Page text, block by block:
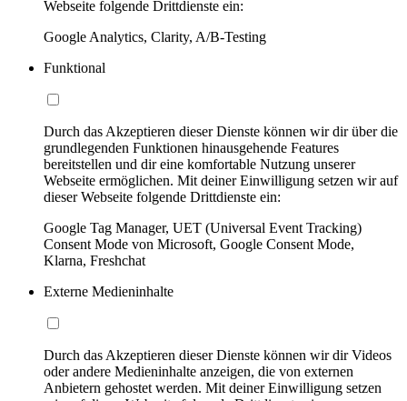
Webseite folgende Drittdienste ein:
Google Analytics, Clarity, A/B-Testing
Funktional
Durch das Akzeptieren dieser Dienste können wir dir über die
grundlegenden Funktionen hinausgehende Features
bereitstellen und dir eine komfortable Nutzung unserer
Webseite ermöglichen. Mit deiner Einwilligung setzen wir auf
dieser Webseite folgende Drittdienste ein:
Google Tag Manager, UET (Universal Event Tracking)
Consent Mode von Microsoft, Google Consent Mode,
Klarna, Freshchat
Externe Medieninhalte
Durch das Akzeptieren dieser Dienste können wir dir Videos
oder andere Medieninhalte anzeigen, die von externen
Anbietern gehostet werden. Mit deiner Einwilligung setzen